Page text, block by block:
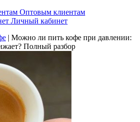
Оптовым клиентам
Личный кабинет
| Можно ли пить кофе при давлении:
Полный разбор